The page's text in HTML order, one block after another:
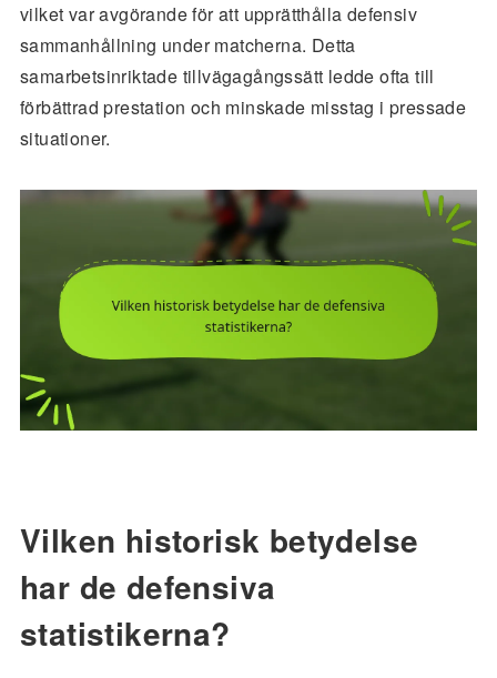
vilket var avgörande för att upprätthålla defensiv
sammanhållning under matcherna. Detta
samarbetsinriktade tillvägagångssätt ledde ofta till
förbättrad prestation och minskade misstag i pressade
situationer.
Vilken historisk betydelse
har de defensiva
statistikerna?